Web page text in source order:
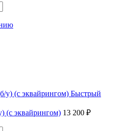
Быстрый
(с эквайрингом) 13 200 ₽